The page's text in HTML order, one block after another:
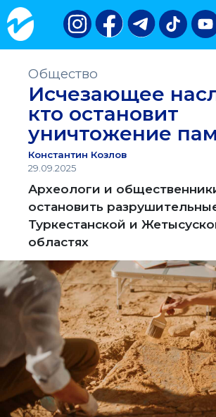
Общество
Исчезающее
кто остановит
уничтожение
Константин Козлов
29.09.2025
Археологи и
остановить
Туркестанской и
областях